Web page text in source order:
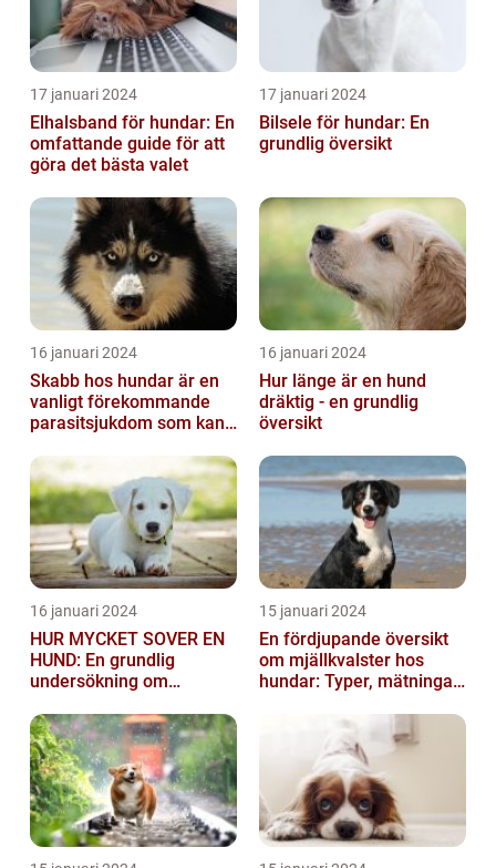
17 januari 2024
Elhalsband för hundar: En
omfattande guide för att
göra det bästa valet
17 januari 2024
Bilsele för hundar: En
grundlig översikt
16 januari 2024
Skabb hos hundar är en
vanligt förekommande
parasitsjukdom som kan
och smittsa...
16 januari 2024
Hur länge är en hund
dräktig - en grundlig
översikt
16 januari 2024
HUR MYCKET SOVER EN
HUND: En grundlig
undersökning om
15 januari 2024
En fördjupande översikt
om mjällkvalster hos
hundar: Typer, mätningar